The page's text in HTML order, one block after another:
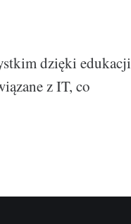
dzięki edukacji
z IT, co